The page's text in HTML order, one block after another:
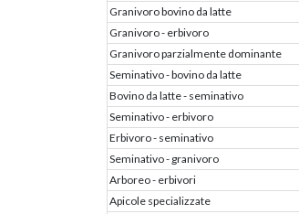
Granivoro bovino da latte
Granivoro - erbivoro
Granivoro parzialmente dominante
Seminativo - bovino da latte
Bovino da latte - seminativo
Seminativo - erbivoro
Erbivoro - seminativo
Seminativo - granivoro
Arboreo - erbivori
Apicole specializzate